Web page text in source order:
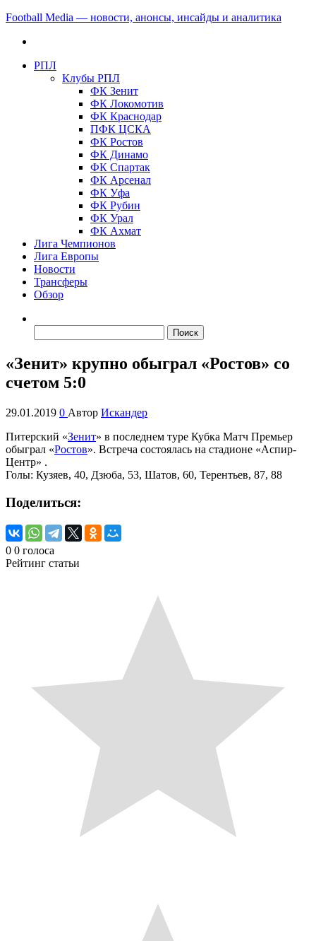
Football Media — новости, анонсы, инсайды и аналитика
РПЛ
Клубы РПЛ
ФК Зенит
ФК Локомотив
ФК Краснодар
ПФК ЦСКА
ФК Ростов
ФК Динамо
ФК Спартак
ФК Арсенал
ФК Уфа
ФК Рубин
ФК Урал
ФК Ахмат
Лига Чемпионов
Лига Европы
Новости
Трансферы
Обзор
«Зенит» крупно обыграл «Ростов» со
счетом 5:0
29.01.2019 0 Автор Искандер
Питерский «Зенит» в последнем туре Кубка Матч Премьер
обыграл «Ростов». Встреча состоялась на стадионе «Аспир-
Центр» .
Голы: Кузяев, 40, Дзюба, 53, Шатов, 60, Терентьев, 87, 88
Поделиться:
0 0 голоса
Рейтинг статьи